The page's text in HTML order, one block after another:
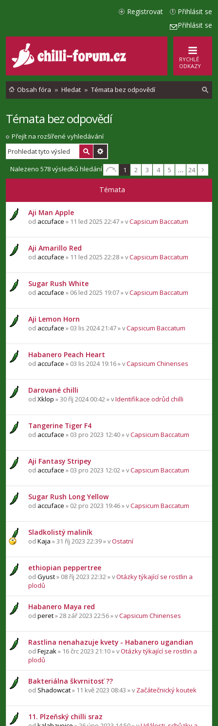
Přihlásit se
Přihlásit se
Registrovat
RYCHLÉ
ODKAZY
Obsah fóra Hledat Témata bez odpovědí
Témata bez odpovědí
Přejít na rozšířené vyhledávání
Nalezeno 578 výsledků hledání 1 2 3 4 5 … 24
Témata
Aji Man Apple
od accuface » 11 led 2025 22:47 » vCapsicum Baccatum
Aji Amarillo Red
od accuface » 11 led 2025 22:28 » vCapsicum Baccatum
Sugar Rush White
od accuface » 06 led 2025 19:07 » vCapsicum Baccatum
Aji Lemon Horn
od accuface » 03 lis 2024 21:47 » vCapsicum Baccatum
Habanero Peach Heart
od accuface » 03 lis 2024 19:16 » vCapsicum Chinenses
Darované chilli
od Xklop » 30 říj 2024 00:42 » vIdentifikace odrůd chilli
Tangerine Tiger F4
od accuface » 03 pro 2023 12:40 » vCapsicum Baccatum
Aji Fantasy Stripey
od accuface » 03 pro 2023 12:02 » vCapsicum Baccatum
Sugar Rush Long Yellow
od accuface » 02 pro 2023 19:46 » vCapsicum Baccatum
Sladkolistý maliník
od Kaja » 31 říj 2023 22:39 » vOstatní
ethiopian peppertree
od Gyust» 08 říj 2023 22:32 » vOtázky týkající se rostlin a
plodů
Habanero Maya red
od peret» 28 zář 2023 22:56 » vCapsicum Chinenses
Rastlina nenahazuje kvety - Habanero ugandian
od Fejzak » 16 črc 2023 21:10 » vOtázky týkající se rostlin a
plodů
Bakteriálna škvrnitosť ??
od Shadowcat» 11 kvě 2023 08:43 » vZačátečnický koutek
11. Plzeňský chilli sraz